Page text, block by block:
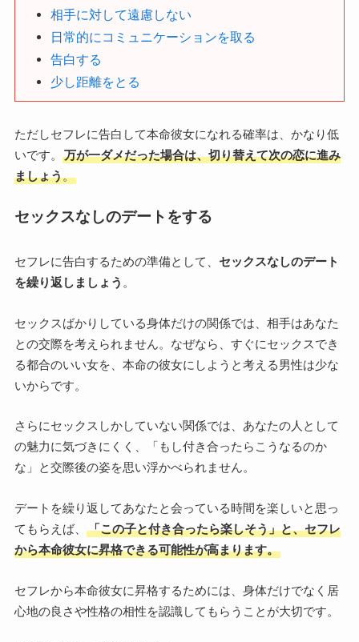
相手に対して遠慮しない
日常的にコミュニケーションを取る
告白する
少し距離をとる
ただしセフレに告白して本命彼女になれる確率は、かなり低
いです。
万が一ダメだった場合は、切り替えて次の恋に進み
ましょう。
セックスなしのデートをする
セフレに告白するための準備として、 セックスなしのデート
を繰り返しましょう 。
セックスばかりしている身体だけの関係では、相手はあなた
との交際を考えられません。なぜなら、すぐにセックスでき
る都合のいい女を、本命の彼女にしようと考える男性は少な
いからです。
さらにセックスしかしていない関係では、あなたの人として
の魅力に気づきにくく、「もし付き合ったらこうなるのか
な」と交際後の姿を思い浮かべられません。
デートを繰り返してあなたと会っている時間を楽しいと思っ
てもらえば、
「この子と付き合ったら楽しそう」と、セフレ
から本命彼女に昇格できる可能性が高まります。
セフレから本命彼女に昇格するためには、身体だけでなく居
心地の良さや性格の相性を認識してもらうことが大切です。